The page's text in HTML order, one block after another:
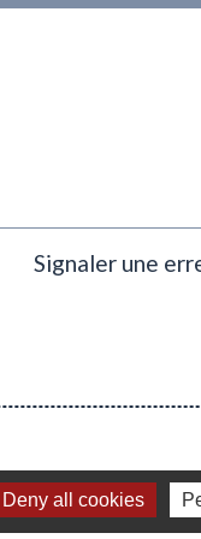
Signaler une
Deny all cookies